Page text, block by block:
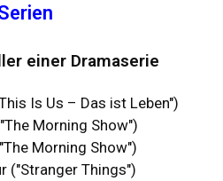
einer Dramaserie
Is Us – Das ist Leben")
Morning Show")
Morning Show")
("Stranger Things")